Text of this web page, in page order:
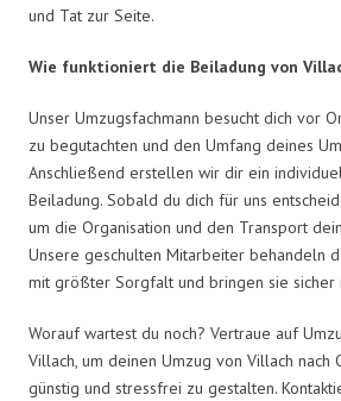
und Tat zur Seite.
Wie funktioniert die Beiladung von
Unser Umzugsfachmann besucht dich vor
zu begutachten und den Umfang deines
Anschließend erstellen wir dir ein
Beiladung. Sobald du dich für uns
um die Organisation und den Transport
Unsere geschulten Mitarbeiter behandeln
mit größter Sorgfalt und bringen sie sicher
Worauf wartest du noch? Vertraue auf
Villach, um deinen Umzug von Villach nach
günstig und stressfrei zu gestalten.